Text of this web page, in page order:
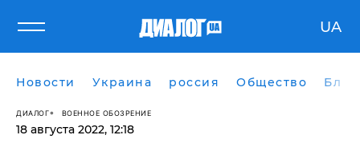
UA
Новости Украина россия Общество
ДИАЛОГ ВОЕННОЕ ОБОЗРЕНИЕ
18 августа 2022, 12:18